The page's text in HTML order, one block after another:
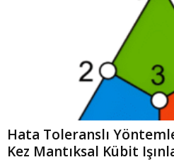
Hata Toleranslı
Kez Mantıksal Kübit